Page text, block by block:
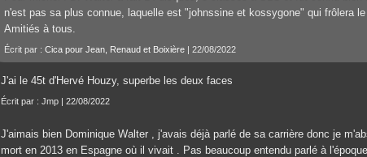
n'est pas sa plus connue, laquelle est "johnssine et kossygone" qui frôlera
Amitiés à tous.
Écrit par : Cica pour Jean, Renaud et Boixière | 22/08/2022
J'ai le 45t d'Hervé Houzy, superbe les deux faces
Écrit par : Jmp | 22/08/2022
J'aimais bien Dominique Walter , j'avais déjà parlé de sa carrière donc je
mort en 2013 en Espagne où il vivait . Pas beaucoup entendu parlé à